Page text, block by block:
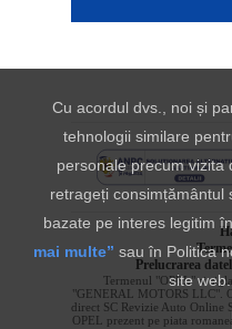
Prelucrarea
Termenul "OPEL" si
"GENERAL MOTORS LLC".
direct SC Revizie Auto Online
OPEL prezent pe piata
Cu acordul dvs., noi și
tehnologii similare
personale precum vizita
retrageți consimțământul
bazate pe interes legitim
mai multe” sau în Politica
site web.